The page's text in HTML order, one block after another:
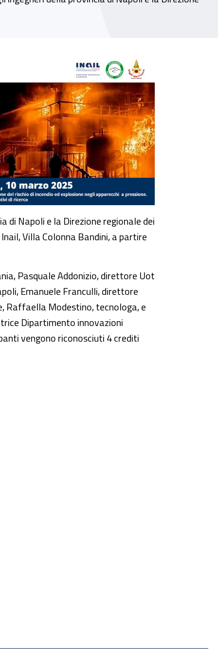
Esempi applicativi di ricerca
di Napoli e la Direzione regionale dei
Villa Colonna Bandini, a partire
Pasquale Addonizio, direttore Uot
Emanuele Franculli, direttore
Raffaella Modestino, tecnologa, e
Dipartimento innovazioni
vengono riconosciuti 4 crediti